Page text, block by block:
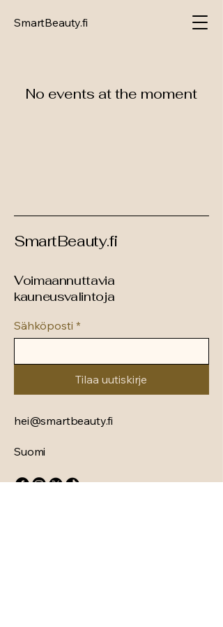
SmartBeauty.fi
No events at the moment
SmartBeauty.fi
Voimaannuttavia
kauneusvalintoja
Sähköposti *
Tilaa uutiskirje
hei@smartbeauty.fi
Suomi